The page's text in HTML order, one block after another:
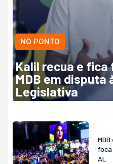
NO PONTO
Kalil recua e fica
MDB em disputa
Legislativa
foca
AL